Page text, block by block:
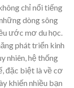
chỉ nổi tiếng
dòng sông
ước mơ du học.
phát triển kinh
nhiên, hệ thống
đặc biệt là về cơ
khiến nhiều bạn